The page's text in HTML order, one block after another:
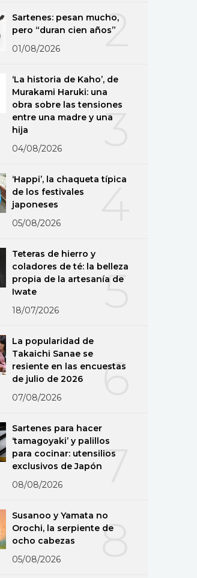
2
Sartenes: pesan mucho,
pero “duran cien años”
01/08/2026
3
‘La historia de Kaho’, de
Murakami Haruki: una
obra sobre las tensiones
entre una madre y una
hija
04/08/2026
4
‘Happi’, la chaqueta típica
de los festivales
japoneses
05/08/2026
5
Teteras de hierro y
coladores de té: la belleza
propia de la artesanía de
Iwate
18/07/2026
6
La popularidad de
Takaichi Sanae se
resiente en las encuestas
de julio de 2026
07/08/2026
7
Sartenes para hacer
‘tamagoyaki’ y palillos
para cocinar: utensilios
exclusivos de Japón
08/08/2026
8
Susanoo y Yamata no
Orochi, la serpiente de
ocho cabezas
05/08/2026